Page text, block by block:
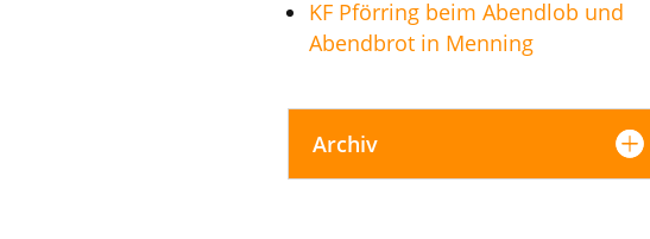
KF Pförring beim Abendlob und
Abendbrot in Menning
Archiv